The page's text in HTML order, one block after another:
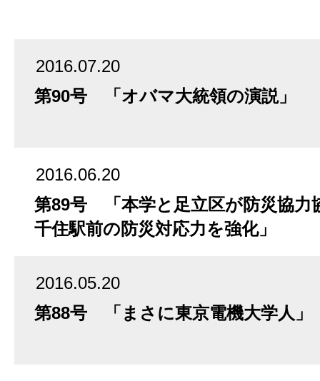
2016.07.20
第90号 「オバマ大統領の演説」
2016.06.20
第89号 「本学と足立区が防災協力
千住駅前の防災対応力を強化」
2016.05.20
第88号 「まさに東京電機大学人」